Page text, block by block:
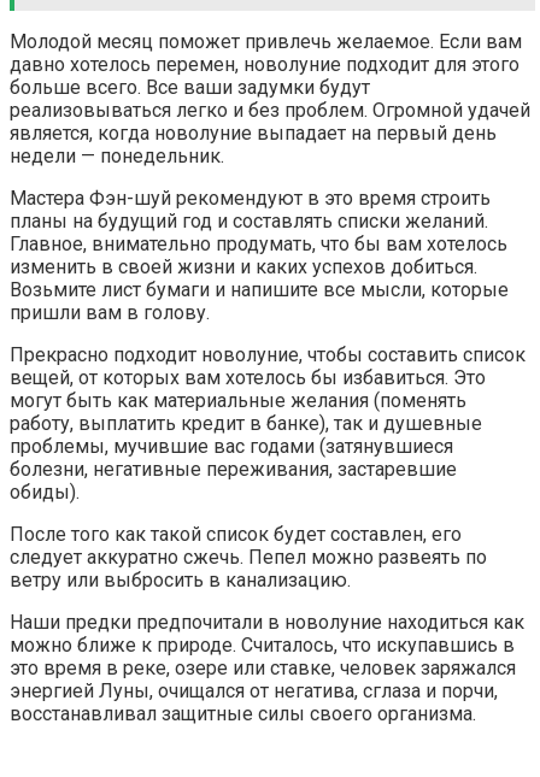
Молодой месяц поможет привлечь желаемое. Если вам
давно хотелось перемен, новолуние подходит для этого
больше всего. Все ваши задумки будут
реализовываться легко и без проблем. Огромной удачей
является, когда новолуние выпадает на первый день
недели — понедельник.
Мастера Фэн-шуй рекомендуют в это время строить
планы на будущий год и составлять списки желаний.
Главное, внимательно продумать, что бы вам хотелось
изменить в своей жизни и каких успехов добиться.
Возьмите лист бумаги и напишите все мысли, которые
пришли вам в голову.
Прекрасно подходит новолуние, чтобы составить список
вещей, от которых вам хотелось бы избавиться. Это
могут быть как материальные желания (поменять
работу, выплатить кредит в банке), так и душевные
проблемы, мучившие вас годами (затянувшиеся
болезни, негативные переживания, застаревшие
обиды).
После того как такой список будет составлен, его
следует аккуратно сжечь. Пепел можно развеять по
ветру или выбросить в канализацию.
Наши предки предпочитали в новолуние находиться как
можно ближе к природе. Считалось, что искупавшись в
это время в реке, озере или ставке, человек заряжался
энергией Луны, очищался от негатива, сглаза и порчи,
восстанавливал защитные силы своего организма.